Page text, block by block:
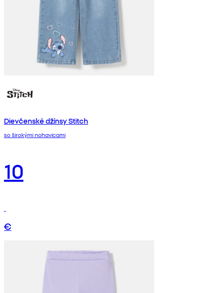
Dievčenské džínsy Stitch
so širokými nohavicami
10
€